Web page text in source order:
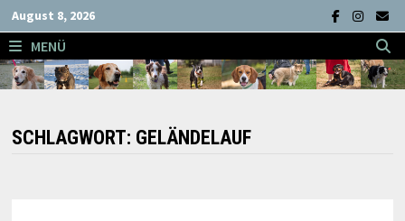
Zum
Inhalt
springen
August 8, 2026
MENÜ
SCHLAGWORT: GELÄNDELAUF